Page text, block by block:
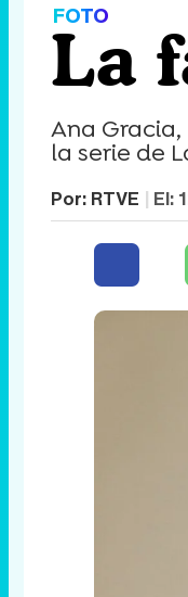
FOTO
La
Ana
la serie de
Por: RTVE El: